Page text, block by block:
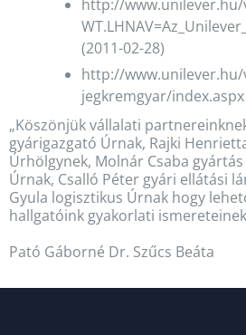
http://
(2011-02-28)
http://
jegkremgyar/index.aspx
„Köszönjük vállalati
gyárigazgató Úrnak, Rajki
Úrhölgynek, Molnár Csaba
Úrnak, Csalló Péter gyári ellátási
Gyula logisztikus Úrnak hogy
hallgatóink gyakorlati
Pató Gáborné Dr. Szűcs Beáta